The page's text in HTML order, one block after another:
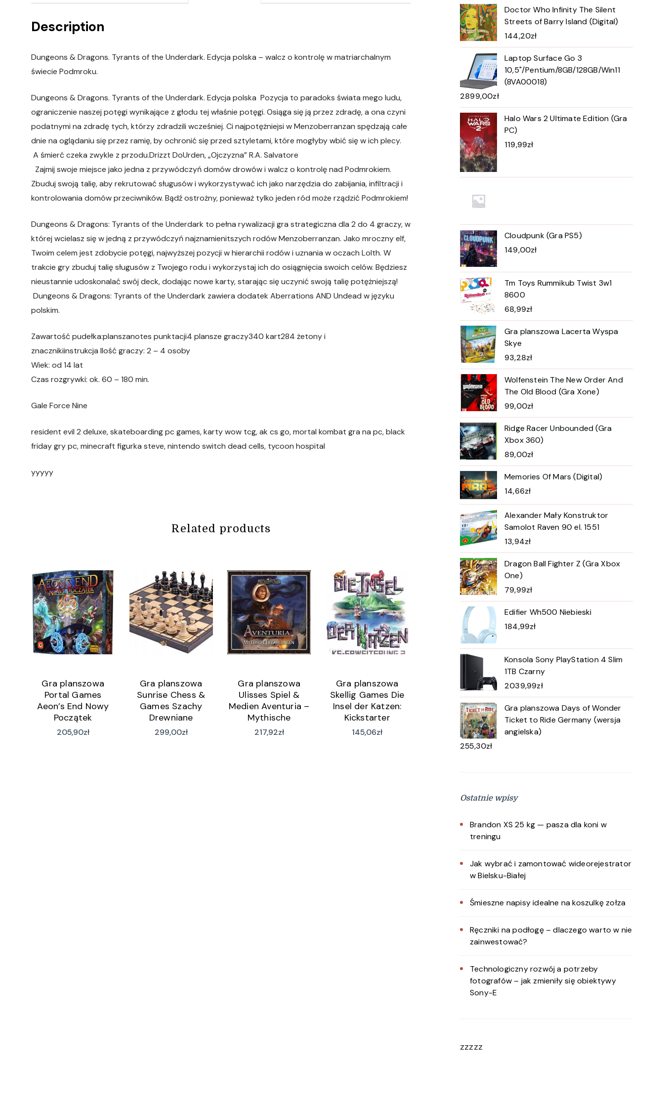
Description
Dungeons & Dragons. Tyrants of the Underdark. Edycja polska – walcz o kontrolę w matriarchalnym
świecie Podmroku.
Dungeons & Dragons. Tyrants of the Underdark. Edycja polska Pozycja to paradoks świata mego ludu,
ograniczenie naszej potęgi wynikające z głodu tej właśnie potęgi. Osiąga się ją przez zdradę, a ona czyni
podatnymi na zdradę tych, którzy zdradzili wcześniej. Ci najpotężniejsi w Menzoberranzan spędzają całe
dnie na oglądaniu się przez ramię, by ochronić się przed sztyletami, które mogłyby wbić się w ich plecy.
A śmierć czeka zwykle z przodu.Drizzt DoUrden, „Ojczyzna” R.A. Salvatore
Zajmij swoje miejsce jako jedna z przywódczyń domów drowów i walcz o kontrolę nad Podmrokiem.
Zbuduj swoją talię, aby rekrutować sługusów i wykorzystywać ich jako narzędzia do zabijania, infiltracji i
kontrolowania domów przeciwników. Bądź ostrożny, ponieważ tylko jeden ród może rządzić Podmrokiem!
Dungeons & Dragons: Tyrants of the Underdark to pełna rywalizacji gra strategiczna dla 2 do 4 graczy, w
której wcielasz się w jedną z przywódczyń najznamienitszych rodów Menzoberranzan. Jako mroczny elf,
Twoim celem jest zdobycie potęgi, najwyższej pozycji w hierarchii rodów i uznania w oczach Lolth. W
trakcie gry zbuduj talię sługusów z Twojego rodu i wykorzystaj ich do osiągnięcia swoich celów. Będziesz
nieustannie udoskonalać swój deck, dodając nowe karty, starając się uczynić swoją talię potężniejszą!
Dungeons & Dragons: Tyrants of the Underdark zawiera dodatek Aberrations AND Undead w języku
polskim.
Zawartość pudełka:planszanotes punktacji4 plansze graczy340 kart284 żetony i
znacznikiinstrukcja Ilość graczy: 2 – 4 osoby
Wiek: od 14 lat
Czas rozgrywki: ok. 60 – 180 min.
Gale Force Nine
resident evil 2 deluxe, skateboarding pc games, karty wow tcg, ak cs go, mortal kombat gra na pc, black
friday gry pc, minecraft figurka steve, nintendo switch dead cells, tycoon hospital
yyyyy
Related products
Gra planszowa
Portal Games
Aeon’s End Nowy
Początek
205,90zł
Gra planszowa
Sunrise Chess &
Games Szachy
Drewniane
Klasyczne 50Cm
299,00zł
Gra planszowa
Ulisses Spiel &
Medien Aventuria –
Mythische
Geschichten Box
217,92zł
Gra planszowa
Skellig Games Die
Insel der Katzen:
Kickstarter
Erweiterung 2
145,06zł
Doctor Who Infinity The Silent
Streets of Barry Island (Digital)
144,20zł
Laptop Surface Go 3
10,5"/Pentium/8GB/128GB/Win11
(8VA00018)
2899,00zł
Halo Wars 2 Ultimate Edition (Gra
PC)
119,99zł
Cloudpunk (Gra PS5)
149,00zł
Tm Toys Rummikub Twist 3w1
8600
68,99zł
Gra planszowa Lacerta Wyspa
Skye
93,28zł
Wolfenstein The New Order And
The Old Blood (Gra Xone)
99,00zł
Ridge Racer Unbounded (Gra
Xbox 360)
89,00zł
Memories Of Mars (Digital)
14,66zł
Alexander Mały Konstruktor
Samolot Raven 90 el. 1551
13,94zł
Dragon Ball Fighter Z (Gra Xbox
One)
79,99zł
Edifier Wh500 Niebieski
184,99zł
Konsola Sony PlayStation 4 Slim
1TB Czarny
2039,99zł
Gra planszowa Days of Wonder
Ticket to Ride Germany (wersja
angielska)
255,30zł
Ostatnie wpisy
Brandon XS 25 kg — pasza dla koni w
treningu
Jak wybrać i zamontować wideorejestrator
w Bielsku-Białej
Śmieszne napisy idealne na koszulkę zołza
Ręczniki na podłogę – dlaczego warto w nie
zainwestować?
Technologiczny rozwój a potrzeby
fotografów – jak zmieniły się obiektywy
Sony-E
zzzzz